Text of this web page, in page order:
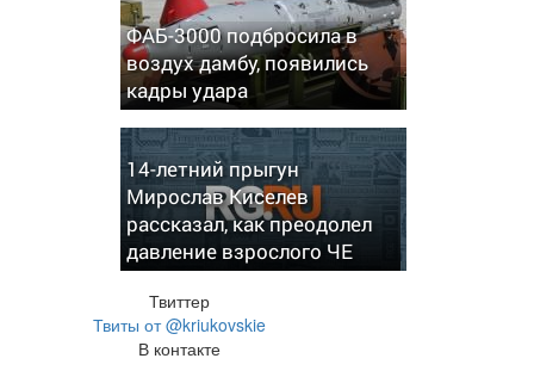
ФАБ-3000 подбросила в
воздух дамбу, появились
кадры удара
14-летний прыгун
Мирослав Киселев
рассказал, как преодолел
давление взрослого ЧЕ
Твиттер
Твиты от @kriukovskie
В контакте